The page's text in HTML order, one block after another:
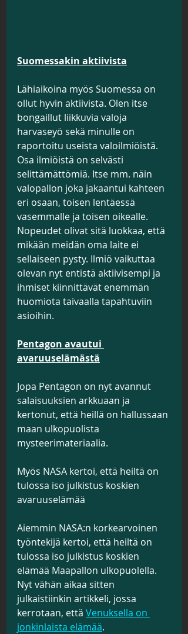
Suomessakin aktiivista
Lähiaikoina myös Suomessa on
ollut hyvin aktiivista. Olen itse
bongaillut liikkuvia valoja
harvaseyö sekä minulle on
raportoitu useista valoilmiöistä.
Osa ilmiöistä on selvästi
selittämättömiä. Itse mm. näin
valopallon joka jakaantui kahteen
eri osaan, toisen lentäessä
vasemmalle ja toisen oikealle.
Nopeudet olivat sitä luokkaa, että
mikään meidän oma laite ei
sellaiseen pysty. Ilmiö vaikuttaa
olevan nyt entistä aktiivisempi ja
ihmiset kiinnittävät enemmän
huomiota taivaalla tapahtuviin
asioihin.
Pentagon avautui
avaruuselämästä
Jopa Pentagon on nyt avannut
salaisuuksien arkkuaan ja
kertonut, että heillä on hallussaan
maan ulkopuolista
mysteerimateriaalia.
Myös NASA kertoi, että heiltä on
tulossa iso julkistus koskien
avaruuselämää
Aiemmin NASA:n korkearvoinen
työntekijä kertoi, että heiltä on
tulossa iso julkistus koskien
elämää Maapallon ulkopuolella.
Nyt vähän aikaa sitten
julkaistiinkin artikkeli, jossa
kerrotaan, että Venuksella on
jonkinlaista elämää.